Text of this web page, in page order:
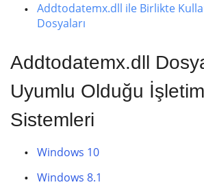
Addtodatemx.dll ile Birlikte
Dosyaları
Addtodatemx.dll
Uyumlu Olduğu İşletim
Sistemleri
Windows 10
Windows 8.1